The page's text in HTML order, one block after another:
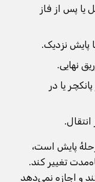
از روز ۲ تا ۳ سیکل یا پس از فاز
۶ روز بعد از پانکچر یا در
پایش است،
تغییر کند.
و اجازه نمی‌دهد